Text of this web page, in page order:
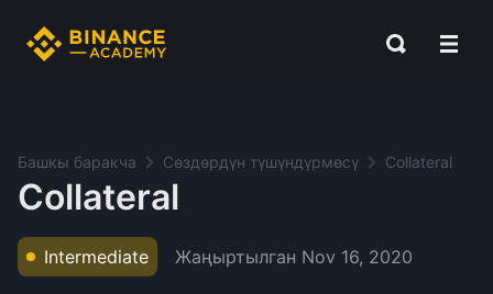
Башкы баракча Сөздөрдүн түшүндүрмөсү Collateral
Collateral
Intermediate Жаңыртылган Nov 16, 2020